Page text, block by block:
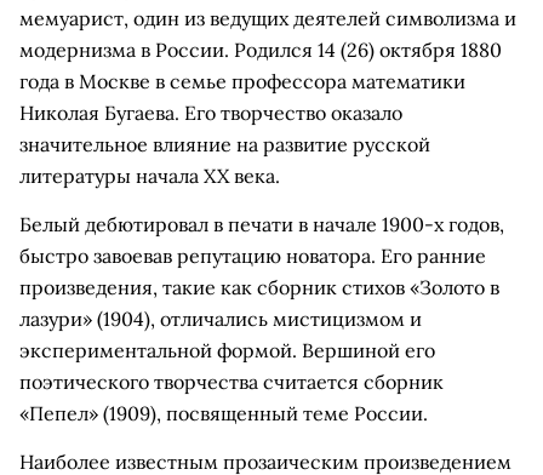
мемуарист, один из ведущих деятелей символизма и
модернизма в России. Родился 14 (26) октября 1880
года в Москве в семье профессора математики
Николая Бугаева. Его творчество оказало
значительное влияние на развитие русской
литературы начала XX века.
Белый дебютировал в печати в начале 1900-х годов,
быстро завоевав репутацию новатора. Его ранние
произведения, такие как сборник стихов «Золото в
лазури» (1904), отличались мистицизмом и
экспериментальной формой. Вершиной его
поэтического творчества считается сборник
«Пепел» (1909), посвященный теме России.
Наиболее известным прозаическим произведением